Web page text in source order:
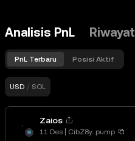
Analisis PnL Riwayat
PnL Terbaru Posisi Aktif
USD / SOL
Zaios
11 Des CibZ8y...pump